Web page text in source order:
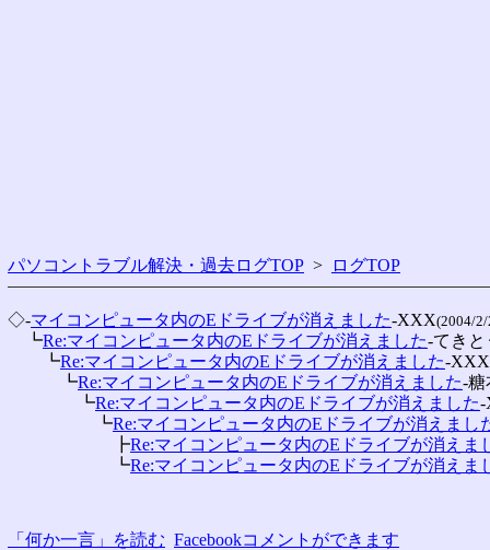
パソコントラブル解決・過去ログTOP > ログTOP
◇-マイコンピュータ内のEドライブが消えました-XXX(2004/
┗Re:マイコンピュータ内のEドライブが消えました-てきと
┗Re:マイコンピュータ内のEドライブが消えました-XXX
┗Re:マイコンピュータ内のEドライブが消えました-糖
┗Re:マイコンピュータ内のEドライブが消えました-
┗Re:マイコンピュータ内のEドライブが消えまし
┣Re:マイコンピュータ内のEドライブが消えま
┗Re:マイコンピュータ内のEドライブが消えま
「何か一言」を読む Facebookコメントができます